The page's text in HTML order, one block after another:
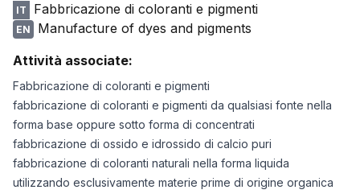
IT Fabbricazione di coloranti e pigmenti
EN
Manufacture of dyes and pigments
Attività associate:
Fabbricazione di coloranti e pigmenti
fabbricazione di coloranti e pigmenti da qualsiasi fonte nella
forma base oppure sotto forma di concentrati
fabbricazione di ossido e idrossido di calcio puri
fabbricazione di coloranti naturali nella forma liquida
utilizzando esclusivamente materie prime di origine organica